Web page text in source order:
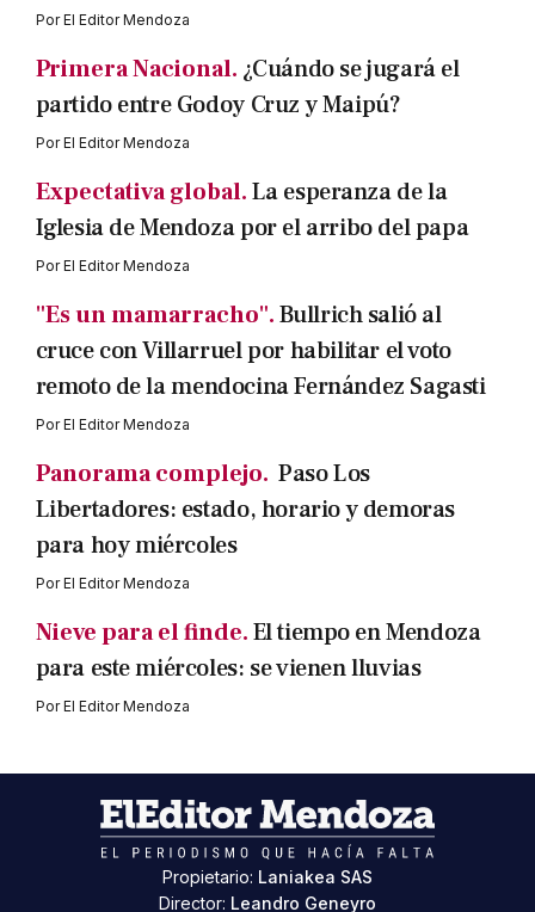
PorEl Editor Mendoza
Primera Nacional. ¿Cuándo se jugará el
partido entre Godoy Cruz y Maipú?
PorEl Editor Mendoza
Expectativa global.La esperanza de la
Iglesia de Mendoza por el arribo del papa
PorEl Editor Mendoza
"Es un mamarracho".Bullrich salió al
cruce con Villarruel por habilitar el voto
remoto de la mendocina Fernández Sagasti
PorEl Editor Mendoza
Panorama complejo. Paso Los
Libertadores: estado, horario y demoras
para hoy miércoles
PorEl Editor Mendoza
Nieve para el finde.El tiempo en Mendoza
para este miércoles: se vienen lluvias
PorEl Editor Mendoza
Propietario: Laniakea SAS
Director: Leandro Geneyro